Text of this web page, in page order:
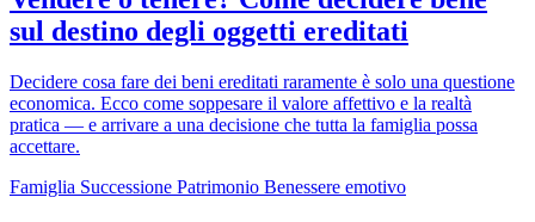
sul destino degli oggetti ereditati
Decidere cosa fare dei beni ereditati raramente è solo una questione
economica. Ecco come soppesare il valore affettivo e la realtà
pratica — e arrivare a una decisione che tutta la famiglia possa
accettare.
Famiglia Successione Patrimonio Benessere emotivo